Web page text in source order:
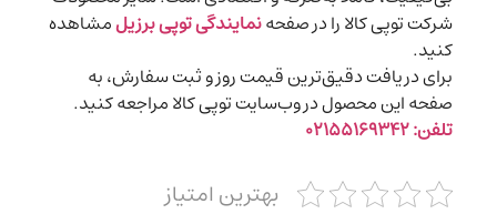
شرکت توپی کالا را در صفحهنمایندگی توپی برزیلمشاهده
کنید.
برای دریافت دقیق‌ترین قیمت روز و ثبت سفارش، به
صفحه این محصول در وب‌سایت توپی کالا مراجعه کنید.
تلفن: ۰۲۱۵۵۱۶۹۳۴۲
بهترین امتیاز